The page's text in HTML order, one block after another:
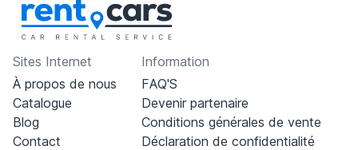
Sites Internet
À propos de nous
Catalogue
Blog
Contact
Information
FAQ'S
Devenir partenaire
Conditions générales de vente
Déclaration de confidentialité